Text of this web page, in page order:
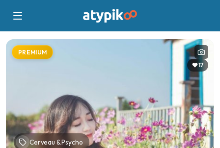
PREMIUM
17
Cerveau & Psycho